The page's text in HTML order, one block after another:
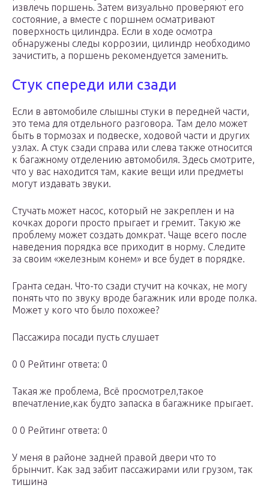
извлечь поршень. Затем визуально проверяют его
состояние, а вместе с поршнем осматривают
поверхность цилиндра. Если в ходе осмотра
обнаружены следы коррозии, цилиндр необходимо
зачистить, а поршень рекомендуется заменить.
Стук спереди или сзади
Если в автомобиле слышны стуки в передней части,
это тема для отдельного разговора. Там дело может
быть в тормозах и подвеске, ходовой части и других
узлах. А стук сзади справа или слева также относится
к багажному отделению автомобиля. Здесь смотрите,
что у вас находится там, какие вещи или предметы
могут издавать звуки.
Стучать может насос, который не закреплен и на
кочках дороги просто прыгает и гремит. Такую же
проблему может создать домкрат. Чаще всего после
наведения порядка все приходит в норму. Следите
за своим «железным конем» и все будет в порядке.
Гранта седан. Что-то сзади стучит на кочках, не могу
понять что по звуку вроде багажник или вроде полка.
Может у кого что было похожее?
Пассажира посади пусть слушает
0 0 Рейтинг ответа: 0
Такая же проблема, Всё просмотрел,такое
впечатление,как будто запаска в багажнике прыгает.
0 0 Рейтинг ответа: 0
У меня в районе задней правой двери что то
брынчит. Как зад забит пассажирами или грузом, так
тишина